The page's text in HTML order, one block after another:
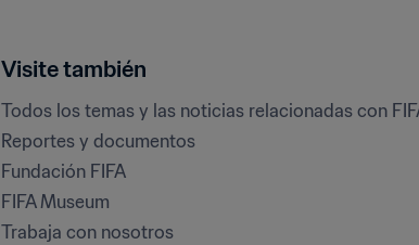
Visite también
Todos los temas y las noticias relacionadas con
Reportes y documentos
Fundación FIFA
FIFA Museum
Trabaja con nosotros